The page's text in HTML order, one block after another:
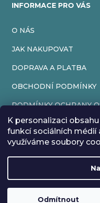
K personalizaci
funkcí sociálních médií
využíváme soubory
Odmítnout
Rádi bychom vás
máme z důvodu dovolené
budou vyřízeny co nejdříve
INFORMACE PRO VÁS
O NÁS
JAK NAKUPOVAT
DOPRAVA A PLATBA
OBCHODNÍ PODMÍNKY
PODMÍNKY OCHRANY
VRÁCENÍ ZBOŽÍ
REKLAMACE
Copyright 2026
Upravit
Loading